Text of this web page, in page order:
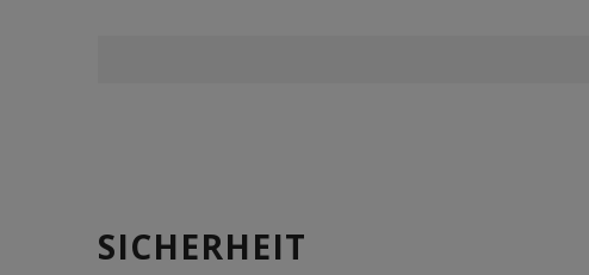
SICHERHEIT